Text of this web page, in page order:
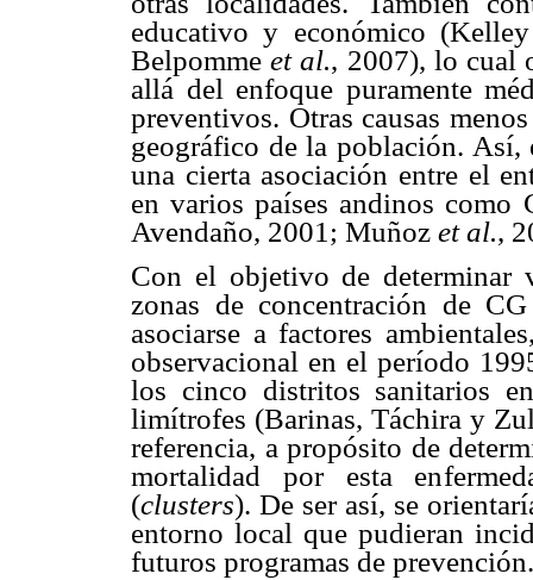
educativo y económico
Belpommeet al., 2007), lo cual
allá del enfoque puramente
preventivos. Otras causas
geográfico de la población. Así,
una cierta asociación entre el
en varios países andinos
Avendaño, 2001; Muñoz et al.,
Con el objetivo de determinar
zonas de concentración de
asociarse a factores
observacional en el período
los cinco distritos sanitarios
limítrofes (Barinas, Táchira y
referencia, a propósito de
mortalidad por esta
(clusters). De ser así, se
entorno local que pudieran
futuros programas de prevención.